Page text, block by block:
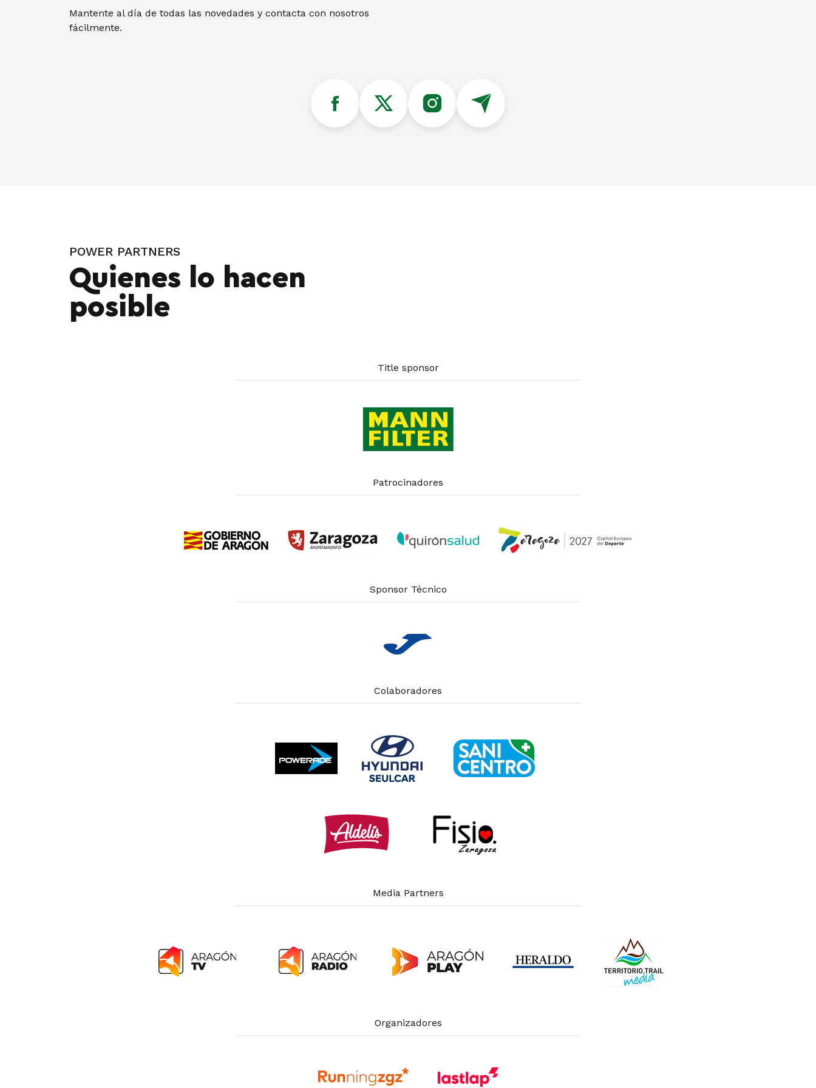
Mantente al día de todas las novedades y contacta con nosotros
fácilmente.
POWER PARTNERS
Quienes lo hacen
posible
Title sponsor
Patrocinadores
Sponsor Técnico
Colaboradores
Media Partners
Organizadores